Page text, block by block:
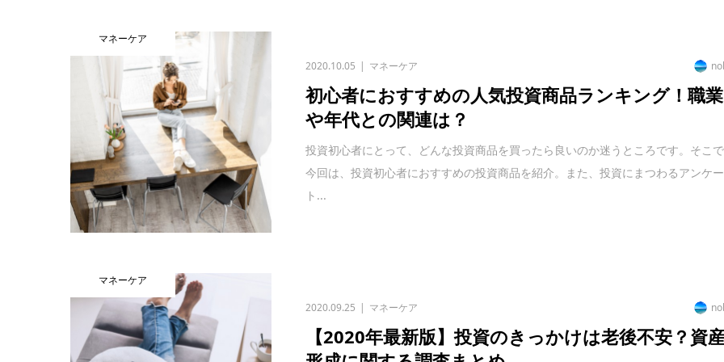
マネーケア
2020.10.05 マネーケア
初心者におすすめの人気投資商品ランキング！職業
や年代との関連は？
投資初心者にとって、どんな投資商品を買ったら良いのか迷うところです。そこで
今回は、投資初心者におすすめの投資商品を紹介。また、投資にまつわるアンケー
ト...
マネーケア
2020.09.25 マネーケア
【2020年最新版】投資のきっかけは老後不安？資